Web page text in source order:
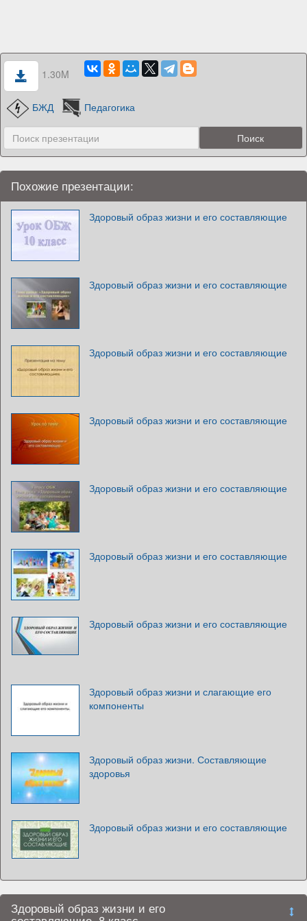
1.30M
БЖД Педагогика
Похожие презентации:
Здоровый образ жизни и его составляющие
Здоровый образ жизни и его составляющие
Здоровый образ жизни и его составляющие
Здоровый образ жизни и его составляющие
Здоровый образ жизни и его составляющие
Здоровый образ жизни и его составляющие
Здоровый образ жизни и его составляющие
Здоровый образ жизни и слагающие его
компоненты
Здоровый образ жизни. Составляющие
здоровья
Здоровый образ жизни и его составляющие
Здоровый образ жизни и его